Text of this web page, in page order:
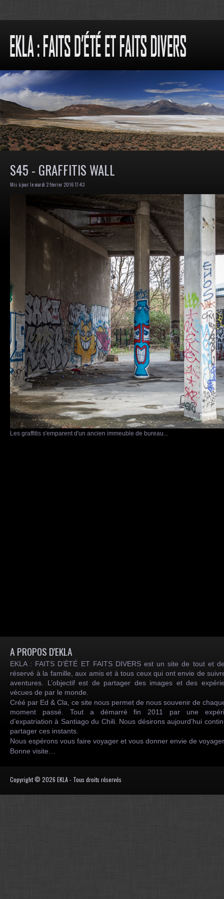
S45 - GRAFFITIS WALL
Mis à jour le mardi 2 février 2016 17:43
Les graffitis s'emparent d'un ancien immeuble de bureau...
A PROPOS D'EKLA
EKLA : FAITS D’ÉTÉ ET FAITS DIVERS est un site de tout et
réservé à la famille, aux amis et à tous ceux qui ont envie de
aventures. L’objectif est de partager des images et des
vécues de par le monde.
Créé par Ed & Cla, ce site nous permet de nous souvenir de
moment passé. Tout a démarré fin 2011 par une
d’expatriation à Santiago du Chili. Nous désirons aujourd’hui
partager ces instants.
Nous espérons vous faire voyager et vous donner envie de
Bonne visite…
Copyright © 2026 EKLA - Tous droits réservés